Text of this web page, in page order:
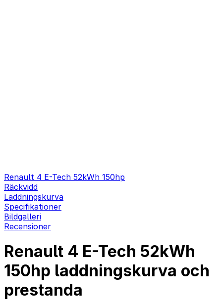
Renault 4 E-Tech 52kWh 150hp
Räckvidd
Laddningskurva
Specifikationer
Bildgalleri
Recensioner
Renault 4 E-Tech 52kWh
150hp laddningskurva och
prestanda